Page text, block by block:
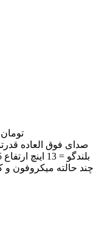
4,900,000 تومان